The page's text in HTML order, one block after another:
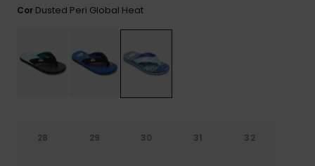
Consultar
Cor Dusted Peri Global Heat
28 29 30 31 32